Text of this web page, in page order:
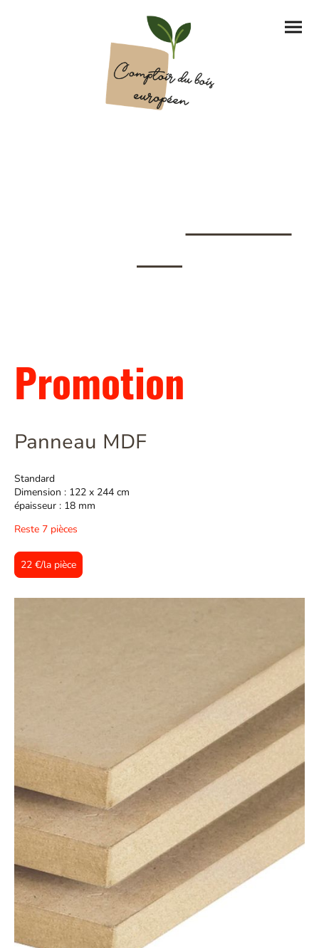
Promotion
Panneau MDF
Standard
Dimension : 122 x 244 cm
épaisseur : 18 mm
Reste 7 pièces
22 €/la pièce